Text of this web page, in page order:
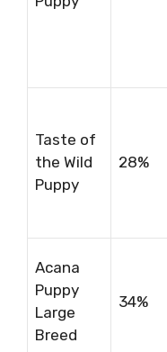
Taste of
the Wild
Puppy
28%
Acana
Puppy
Large
Breed
34%